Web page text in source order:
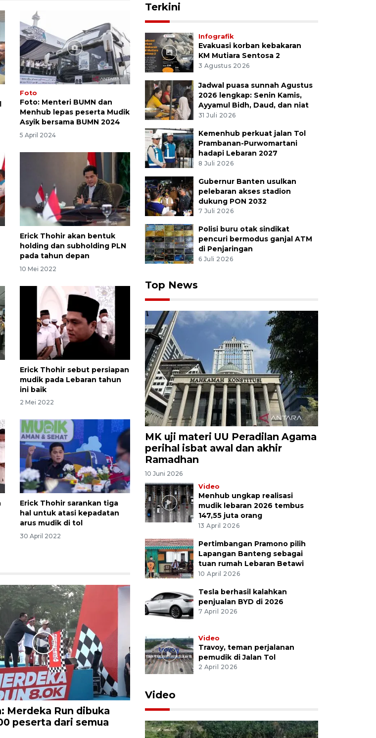
Foto
Foto: Menteri BUMN dan
Menhub lepas peserta Mudik
Asyik bersama BUMN 2024
5 April 2024
Erick Thohir akan bentuk
holding dan subholding PLN
pada tahun depan
10 Mei 2022
Erick Thohir sebut persiapan
mudik pada Lebaran tahun
ini baik
2 Mei 2022
Erick Thohir sarankan tiga
hal untuk atasi kepadatan
arus mudik di tol
30 April 2022
Merdeka Run dibuka
peserta dari semua
Terkini
Infografik
Evakuasi korban kebakaran
KM Mutiara Sentosa 2
3 Agustus 2026
Jadwal puasa sunnah Agustus
2026 lengkap: Senin Kamis,
Ayyamul Bidh, Daud, dan niat
31 Juli 2026
Kemenhub perkuat jalan Tol
Prambanan-Purwomartani
hadapi Lebaran 2027
8 Juli 2026
Gubernur Banten usulkan
pelebaran akses stadion
dukung PON 2032
7 Juli 2026
Polisi buru otak sindikat
pencuri bermodus ganjal ATM
di Penjaringan
6 Juli 2026
Top News
MK uji materi UU Peradilan Agama
perihal isbat awal dan akhir
Ramadhan
10 Juni 2026
Video
Menhub ungkap realisasi
mudik lebaran 2026 tembus
147,55 juta orang
13 April 2026
Pertimbangan Pramono pilih
Lapangan Banteng sebagai
tuan rumah Lebaran Betawi
10 April 2026
Tesla berhasil kalahkan
penjualan BYD di 2026
7 April 2026
Video
Travoy, teman perjalanan
pemudik di Jalan Tol
2 April 2026
Video